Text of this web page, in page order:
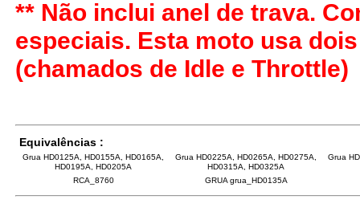
** Não inclui anel de trava.
especiais. Esta moto usa
(chamados de Idle e Throttle)
Equivalências :
Grua HD0125A, HD0155A, HD0165A,
HD0195A, HD0205A
Grua HD0225A, HD0265A, HD0275A,
HD0315A, HD0325A
Grua
RCA_8760 GRUA grua_HD0135A